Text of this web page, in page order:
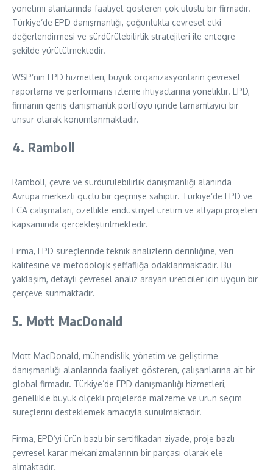
yönetimi alanlarında faaliyet gösteren çok uluslu bir firmadır.
Türkiye’de EPD danışmanlığı, çoğunlukla çevresel etki
değerlendirmesi ve sürdürülebilirlik stratejileri ile entegre
şekilde yürütülmektedir.
WSP’nin EPD hizmetleri, büyük organizasyonların çevresel
raporlama ve performans izleme ihtiyaçlarına yöneliktir. EPD,
firmanın geniş danışmanlık portföyü içinde tamamlayıcı bir
unsur olarak konumlanmaktadır.
4. Ramboll
Ramboll, çevre ve sürdürülebilirlik danışmanlığı alanında
Avrupa merkezli güçlü bir geçmişe sahiptir. Türkiye’de EPD ve
LCA çalışmaları, özellikle endüstriyel üretim ve altyapı projeleri
kapsamında gerçekleştirilmektedir.
Firma, EPD süreçlerinde teknik analizlerin derinliğine, veri
kalitesine ve metodolojik şeffaflığa odaklanmaktadır. Bu
yaklaşım, detaylı çevresel analiz arayan üreticiler için uygun bir
çerçeve sunmaktadır.
5. Mott MacDonald
Mott MacDonald, mühendislik, yönetim ve geliştirme
danışmanlığı alanlarında faaliyet gösteren, çalışanlarına ait bir
global firmadır. Türkiye’de EPD danışmanlığı hizmetleri,
genellikle büyük ölçekli projelerde malzeme ve ürün seçim
süreçlerini desteklemek amacıyla sunulmaktadır.
Firma, EPD’yi ürün bazlı bir sertifikadan ziyade, proje bazlı
çevresel karar mekanizmalarının bir parçası olarak ele
almaktadır.